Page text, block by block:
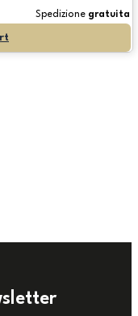
Spedizione gratuita